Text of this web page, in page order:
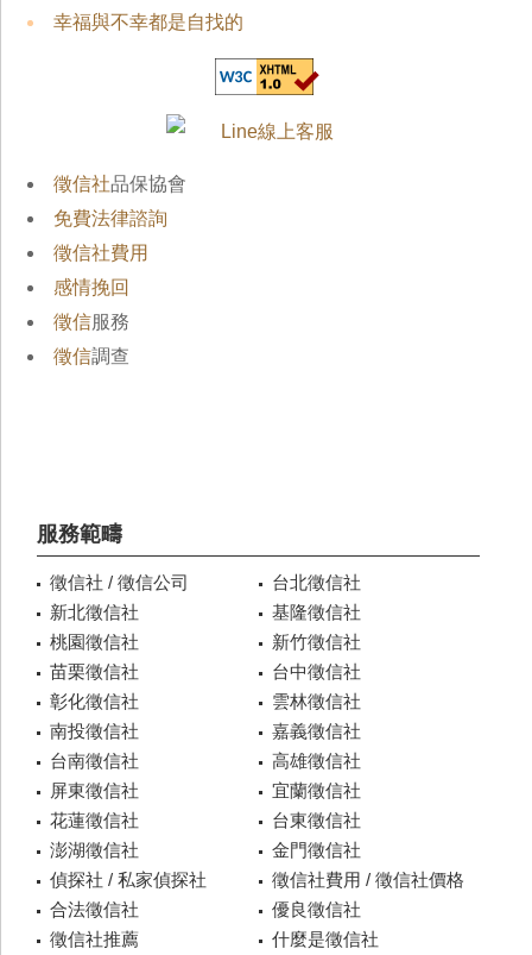
幸福與不幸都是自找的
徵信社品保協會
免費法律諮詢
徵信社費用
感情挽回
徵信服務
徵信調查
服務範疇
徵信社 / 徵信公司
台北徵信社
新北徵信社
基隆徵信社
桃園徵信社
新竹徵信社
苗栗徵信社
台中徵信社
彰化徵信社
雲林徵信社
南投徵信社
嘉義徵信社
台南徵信社
高雄徵信社
屏東徵信社
宜蘭徵信社
花蓮徵信社
台東徵信社
澎湖徵信社
金門徵信社
偵探社 / 私家偵探社
徵信社費用 / 徵信社價格
合法徵信社
優良徵信社
徵信社推薦
什麼是徵信社